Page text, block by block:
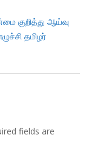
குறித்து ஆய்வு
தமிழர்
fields are